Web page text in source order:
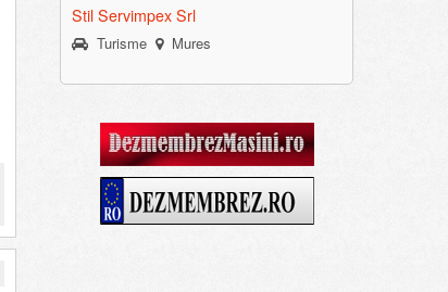
Stil Servimpex Srl
Turisme Mures